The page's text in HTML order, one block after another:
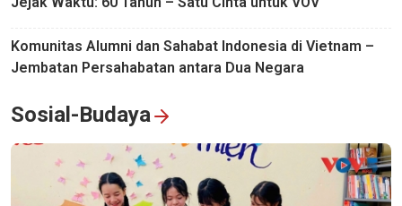
Komunitas Alumni dan Sahabat Indonesia di Vietnam –
Jembatan Persahabatan antara Dua Negara
Sosial-Budaya